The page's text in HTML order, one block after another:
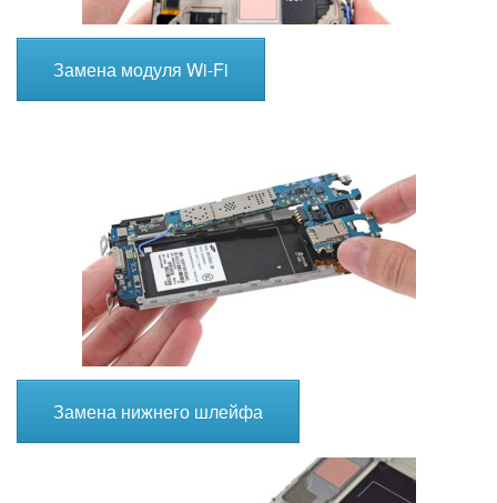
Замена модуля Wi-Fi
Замена нижнего шлейфа